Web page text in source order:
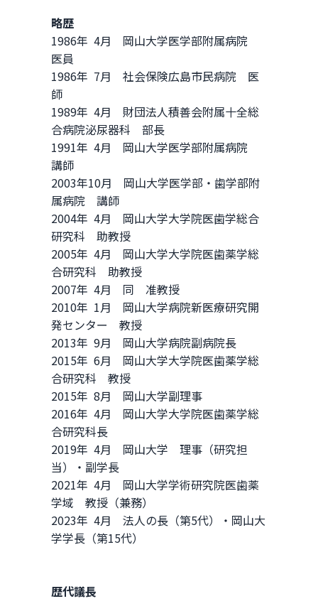
略歴
1986年 4月 岡山大学医学部附属病院
医員
1986年 7月 社会保険広島市民病院 医
師
1989年 4月 財団法人積善会附属十全総
合病院泌尿器科 部長
1991年 4月 岡山大学医学部附属病院
講師
2003年10月 岡山大学医学部・歯学部附
属病院 講師
2004年 4月 岡山大学大学院医歯学総合
研究科 助教授
2005年 4月 岡山大学大学院医歯薬学総
合研究科 助教授
2007年 4月 同 准教授
2010年 1月 岡山大学病院新医療研究開
発センター 教授
2013年 9月 岡山大学病院副病院長
2015年 6月 岡山大学大学院医歯薬学総
合研究科 教授
2015年 8月 岡山大学副理事
2016年 4月 岡山大学大学院医歯薬学総
合研究科長
2019年 4月 岡山大学 理事（研究担
当）・副学長
2021年 4月 岡山大学学術研究院医歯薬
学域 教授（兼務）
2023年 4月 法人の長（第5代）・岡山大
学学長（第15代）
歴代議長